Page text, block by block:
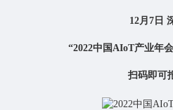
12月7日
“2022中国AIoT产业年
扫码即可